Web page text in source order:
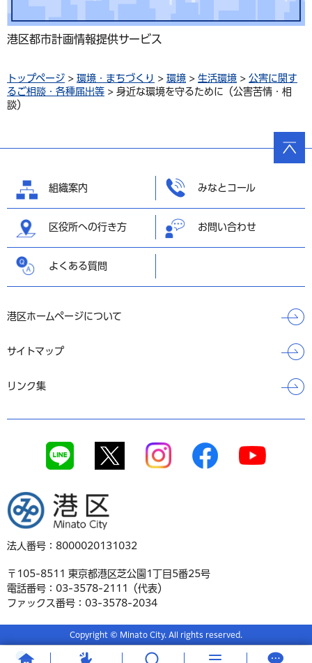
港区都市計画情報提供サービス
トップページ > 環境・まちづくり > 環境 > 生活環境 > 公害に関す
るご相談・各種届出等 > 身近な環境を守るために（公害苦情・相
談）
組織案内 みなとコール
区役所への行き方 お問い合わせ
よくある質問
港区ホームページについて
サイトマップ
リンク集
港区
法人番号：8000020131032
〒105-8511 東京都港区芝公園1丁目5番25号
電話番号：03-3578-2111（代表）
ファックス番号：03-3578-2034
ページ
の先頭
Copyright © Minato City. All rights reserved.